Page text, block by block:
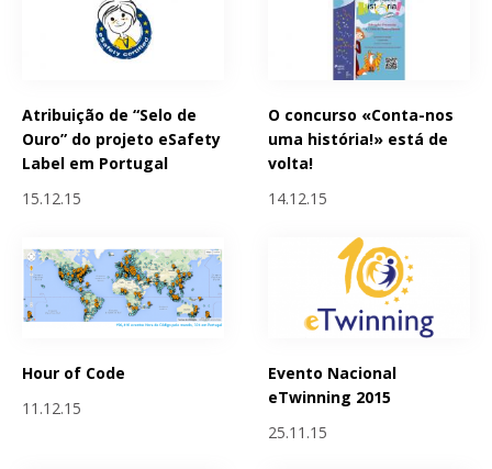
Atribuição de “Selo de
Ouro” do projeto eSafety
Label em Portugal
15.12.15
O concurso «Conta-nos
uma história!» está de
volta!
14.12.15
Hour of Code
11.12.15
Evento Nacional
eTwinning 2015
25.11.15
Páginas